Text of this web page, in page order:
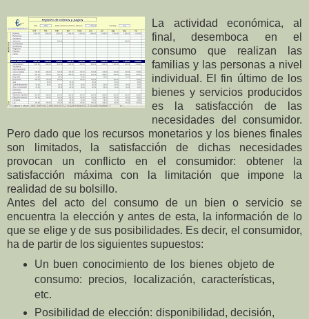
La actividad económica, al
final, desemboca en el
consumo que realizan las
familias y las personas a nivel
individual. El fin último de los
bienes y servicios producidos
es la satisfacción de las
necesidades del consumidor.
Pero dado que los recursos monetarios y los bienes finales
son limitados, la satisfacción de dichas necesidades
provocan un conflicto en el consumidor: obtener la
satisfacción máxima con la limitación que impone la
realidad de su bolsillo.
Antes del acto del consumo de un bien o servicio se
encuentra la elección y antes de esta, la información de lo
que se elige y de sus posibilidades. Es decir, el consumidor,
ha de partir de los siguientes supuestos:
Un buen conocimiento de los bienes objeto de
consumo: precios, localización, características,
etc.
Posibilidad de elección: disponibilidad, decisión,